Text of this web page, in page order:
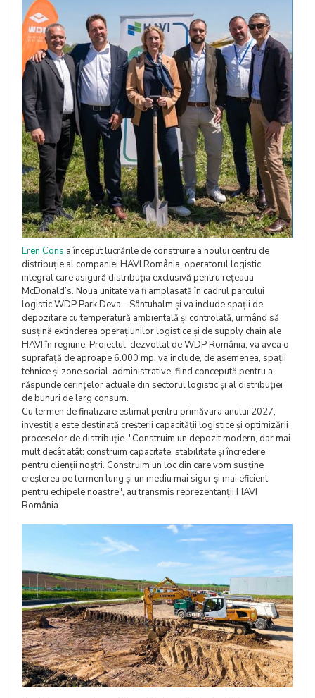
Eren Cons a început lucrările de construire a noului centru de
distribuție al companiei HAVI România, operatorul logistic
integrat care asigură distribuția exclusivă pentru rețeaua
McDonald’s. Noua unitate va fi amplasată în cadrul parcului
logistic WDP Park Deva - Sântuhalm și va include spații de
depozitare cu temperatură ambientală și controlată, urmând să
susțină extinderea operațiunilor logistice și de supply chain ale
HAVI în regiune. Proiectul, dezvoltat de WDP România, va avea o
suprafață de aproape 6.000 mp, va include, de asemenea, spații
tehnice și zone social-administrative, fiind concepută pentru a
răspunde cerințelor actuale din sectorul logistic și al distribuției
de bunuri de larg consum.
Cu termen de finalizare estimat pentru primăvara anului 2027,
investiția este destinată creșterii capacității logistice și optimizării
proceselor de distribuție. "Construim un depozit modern, dar mai
mult decât atât: construim capacitate, stabilitate și încredere
pentru clienții noștri. Construim un loc din care vom susține
creșterea pe termen lung și un mediu mai sigur și mai eficient
pentru echipele noastre", au transmis reprezentanții HAVI
România.